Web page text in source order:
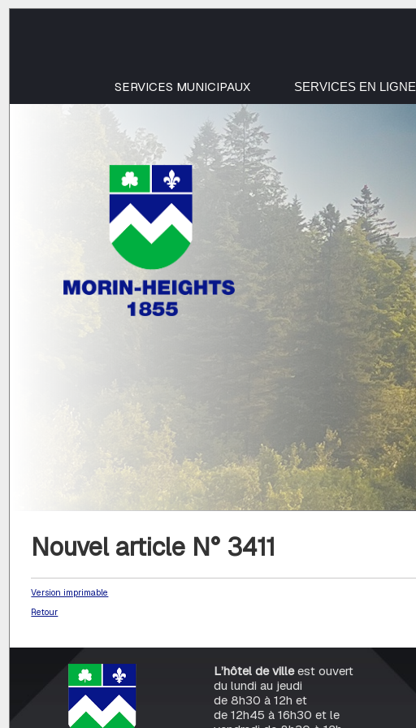
SERVICES MUNICIPAUX SERVICES EN LIGNE
Nouvel article N° 3411
Version imprimable
Retour
L’hôtel de villeest ouvert
du lundi au jeudi
de 8h30 à 12h et
de 12h45 à 16h30 et le